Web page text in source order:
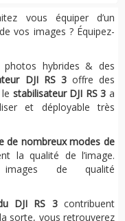
vous équiper d’un
vos images ? Équipez-
photos hybrides & des
DJI RS 3 offre des
stabilisateur DJI RS 3a
et déployable très
de nombreux modes de
la qualité de l’image.
de qualité
DJI RS 3contribuent
sorte, vous retrouverez